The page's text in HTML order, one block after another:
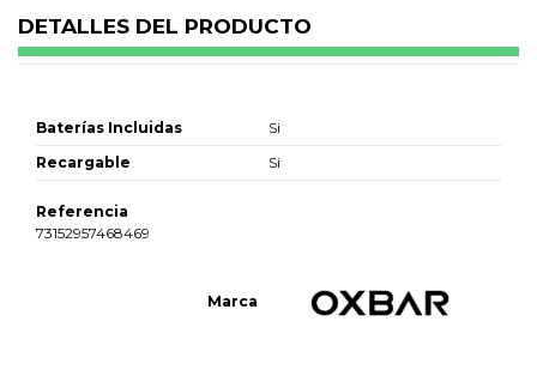
DETALLES DEL PRODUCTO
Baterías Incluidas
Si
Recargable
Si
Marca
Referencia
73152957468469